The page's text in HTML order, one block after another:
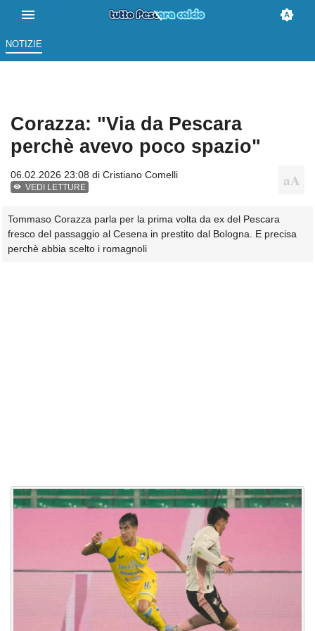
NOTIZIE
Corazza: "Via da Pescara
perchè avevo poco spazio"
06.02.2026 23:08 di Cristiano Comelli
VEDI LETTURE
Tommaso Corazza parla per la prima volta da ex del Pescara
fresco del passaggio al Cesena in prestito dal Bologna. E precisa
perchè abbia scelto i romagnoli